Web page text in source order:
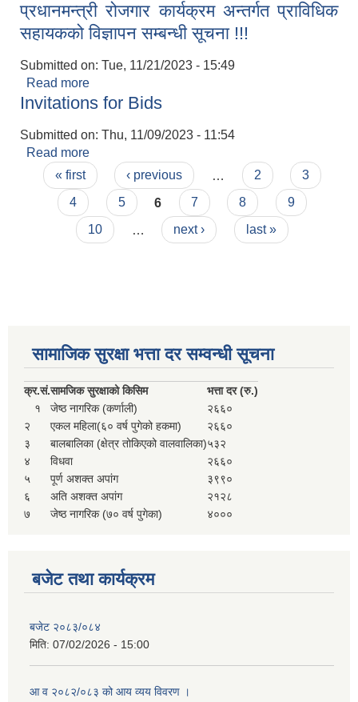
प्रधानमन्‍त्री रोजगार कार्यक्रम अन्तर्गत प्राविधिक
सहायकको विज्ञापन सम्बन्धी सूचना !!!
Submitted on: Tue, 11/21/2023 - 15:49
Read more
सहायकको विज्ञापन सम्बन्धी सूचना !!!
Invitations for Bids
Submitted on: Thu, 11/09/2023 - 11:54
Read more
Pages
« first ‹ previous 2
3
4
5 6 7 8
9
10
next › last »
सामाजिक सुरक्षा भत्ता दर सम्वन्धी सूचना
क्र.सं.सामजिक सुरक्षाको किसिम
भत्ता दर (रु.)
१
जेष्ठ नागरिक (कर्णाली)
२६६०
२
एकल महिला(६० वर्ष पुगेको हकमा)
२६६०
३
बालबालिका (क्षेत्र तोकिएको वालवालिका)५३२
४
विधवा
२६६०
५
पूर्ण अशक्त अपांग
३९९०
६
अति अशक्त अपांग
२१२८
७
जेष्ठ नागरिक (७० वर्ष पुगेका) ४०००
बजेट तथा कार्यक्रम
बजेट २०८३/०८४
मिति: 07/02/2026 - 15:00
आ व २०८२/०८३ को आय व्यय विवरण ।